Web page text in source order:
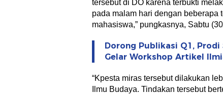
tersebut di DO karena terbukti
pada malam hari dengan beberapa
mahasiswa,” pungkasnya, Sabtu
Dorong Publikasi Q1, Prodi
Gelar Workshop Artikel
“Kpesta miras tersebut dilakukan
Ilmu Budaya. Tindakan tersebut